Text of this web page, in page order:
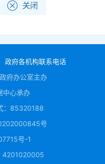
关闭
政府各机构联系电话
府办公室主办
中心承办
：85320188
号
号-1
4201020005